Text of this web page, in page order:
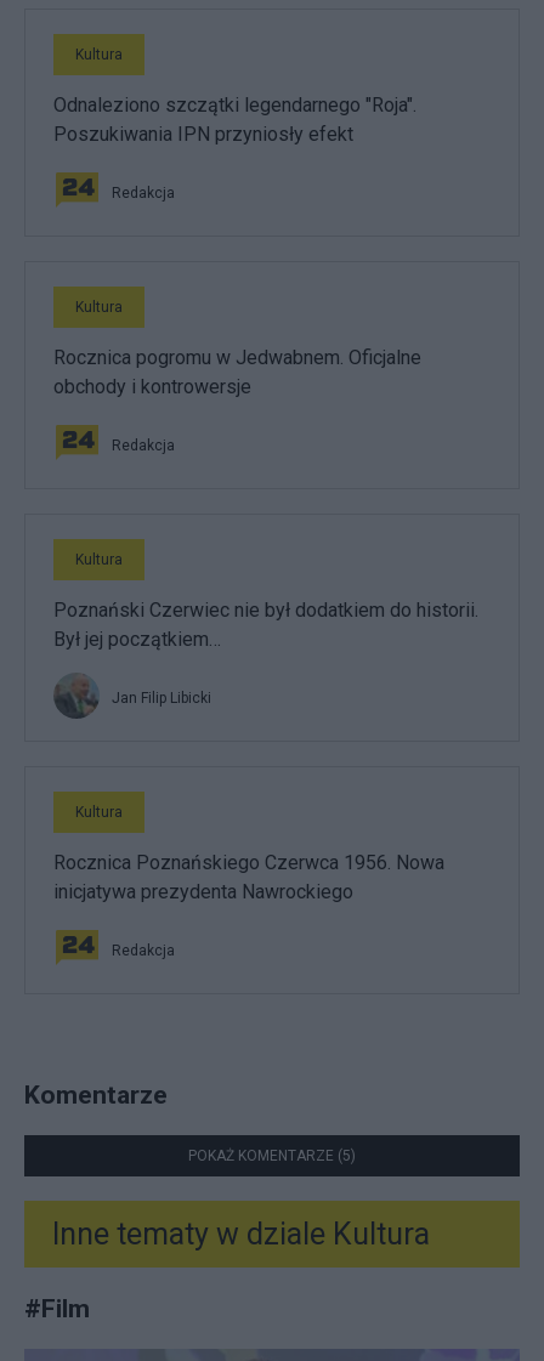
Kultura
Odnaleziono szczątki legendarnego "Roja".
Poszukiwania IPN przyniosły efekt
Redakcja
Kultura
Rocznica pogromu w Jedwabnem. Oficjalne
obchody i kontrowersje
Redakcja
Kultura
Poznański Czerwiec nie był dodatkiem do historii.
Był jej początkiem…
Jan Filip Libicki
Kultura
Rocznica Poznańskiego Czerwca 1956. Nowa
inicjatywa prezydenta Nawrockiego
Redakcja
Komentarze
POKAŻ KOMENTARZE (5)
Inne tematy w dziale Kultura
#Film